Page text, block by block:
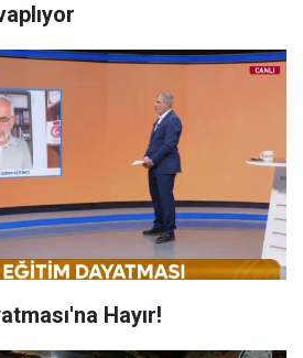
Hayır!